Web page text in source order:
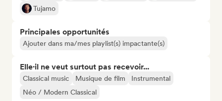
Tujamo
Principales opportunités
Ajouter dans ma/mes playlist(s) impactante(s)
Elle·il ne veut surtout pas recevoir...
Classical music Musique de film
Instrumental
Néo / Modern Classical